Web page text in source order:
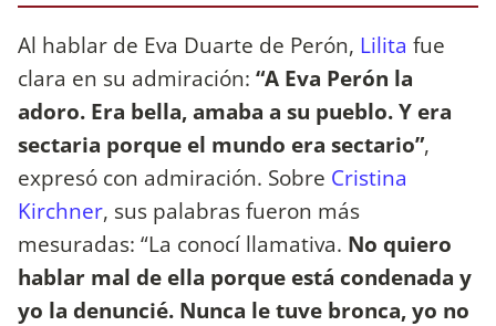
Al hablar de Eva Duarte de Perón, Lilita fue
clara en su admiración: “A Eva Perón la
adoro. Era bella, amaba a su pueblo. Y era
sectaria porque el mundo era sectario”,
expresó con admiración. Sobre Cristina
Kirchner, sus palabras fueron más
mesuradas: “La conocí llamativa. No quiero
hablar mal de ella porque está condenada y
yo la denuncié. Nunca le tuve bronca, yo no